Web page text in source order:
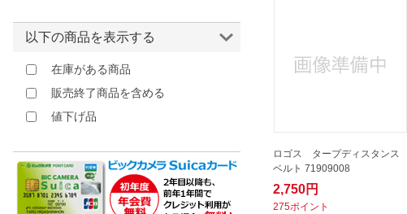
ロゴス タープディスタンス
ベルト 71909008
2,750円
275ポイント
イエロー
ピンク
パープル
クリア
以下の商品を表示する
在庫がある商品
販売終了商品を含める
値下げ品